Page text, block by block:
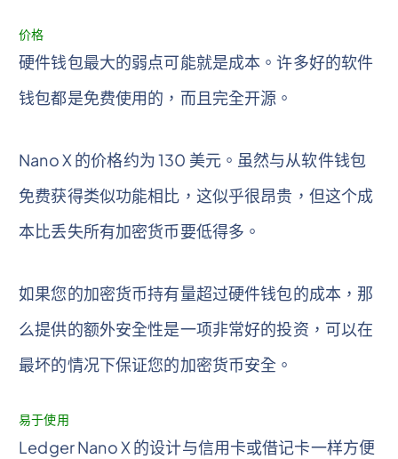
价格
硬件钱包最大的弱点可能就是成本。许多好的软件
钱包都是免费使用的，而且完全开源。
Nano X 的价格约为 130 美元。虽然与从软件钱包
免费获得类似功能相比，这似乎很昂贵，但这个成
本比丢失所有加密货币要低得多。
如果您的加密货币持有量超过硬件钱包的成本，那
么提供的额外安全性是一项非常好的投资，可以在
最坏的情况下保证您的加密货币安全。
易于使用
Ledger Nano X 的设计与信用卡或借记卡一样方便